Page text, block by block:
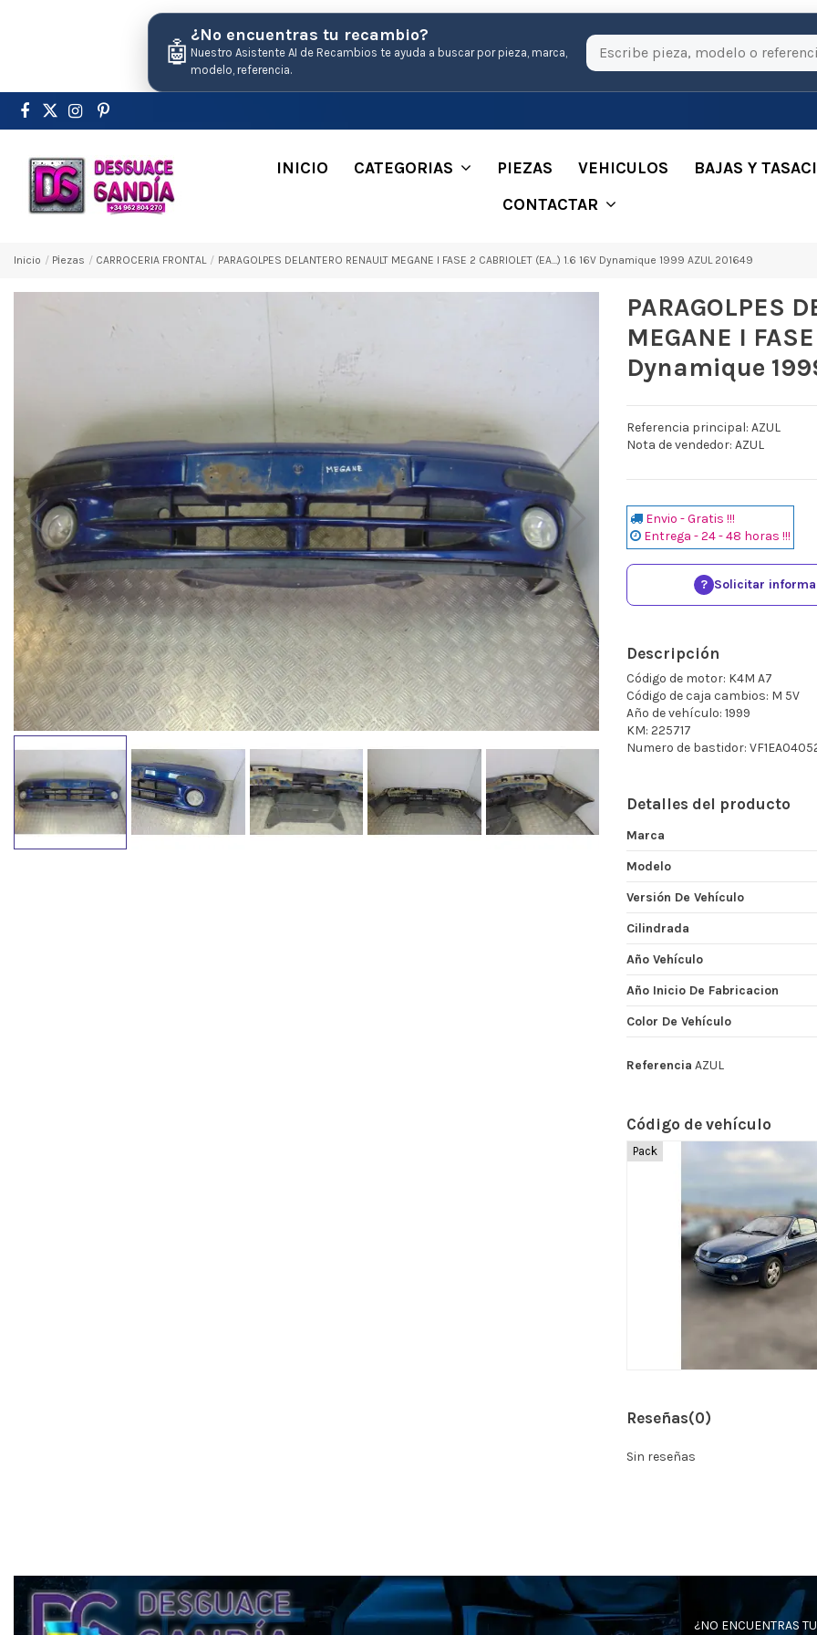
🤖
¿No encuentras tu recambio?
Nuestro Asistente AI de Recambios te ayuda a buscar por pieza, marca,
modelo, referencia.
INICIO CATEGORIAS PIEZAS VEHICULOS
BAJAS Y
CONTACTAR
Inicio Pіezas CARROCERIA FRONTAL PARAGOLPES DELANTERO RENAULT MEGANE I FASE 2 CABRIOLET (EA...) 1.6 16V Dynamique 1999 AZUL 201649
PARAGOLPES
MEGANE I
Dynamique
Referencia principal: AZUL
Nota de vendedor: AZUL
Envio - Gratis !!!
Entrega - 24 - 48 horas !!!
? Solicitar
Descripción
Código de motor: K4M A7
Código de caja cambios: M 5V
Año de vehículo: 1999
KM: 225717
Numero de bastidor:
Detalles del producto
Marca
Modelo
Versión De Vehículo
Cilindrada
Año Vehículo
Año Inicio De Fabricacion
Color De Vehículo
Referencia AZUL
Código de vehículo
Pack
Reseñas(0)
Sin reseñas
¿NO ENCUENTRAS